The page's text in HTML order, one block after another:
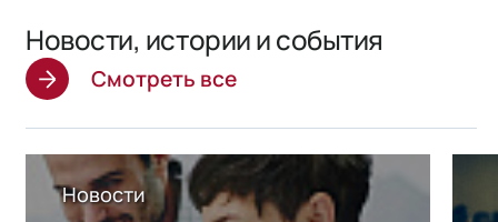
Новости, истории и события
Смотреть все
Новости